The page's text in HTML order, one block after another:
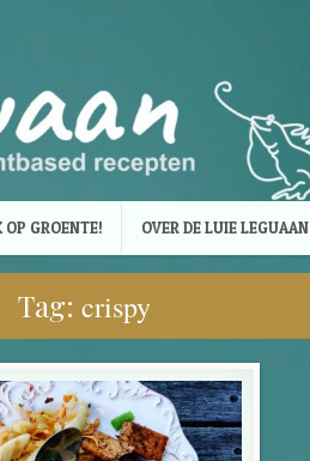
OP GROENTE! OVER DE LUIE LEGUAAN
Tag: crispy